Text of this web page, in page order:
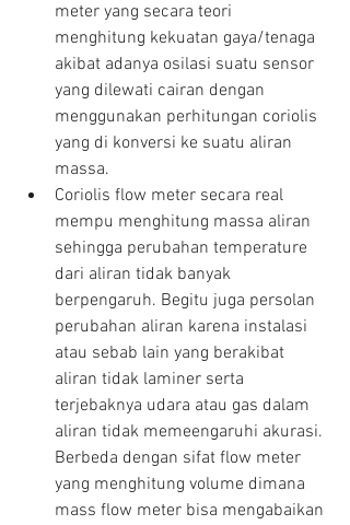
meter yang secara teori
menghitung kekuatan gaya/tenaga
akibat adanya osilasi suatu sensor
yang dilewati cairan dengan
menggunakan perhitungan coriolis
yang di konversi ke suatu aliran
massa.
Coriolis flow meter secara real
mempu menghitung massa aliran
sehingga perubahan temperature
dari aliran tidak banyak
berpengaruh. Begitu juga persolan
perubahan aliran karena instalasi
atau sebab lain yang berakibat
aliran tidak laminer serta
terjebaknya udara atau gas dalam
aliran tidak memeengaruhi akurasi.
Berbeda dengan sifat flow meter
yang menghitung volume dimana
mass flow meter bisa mengabaikan